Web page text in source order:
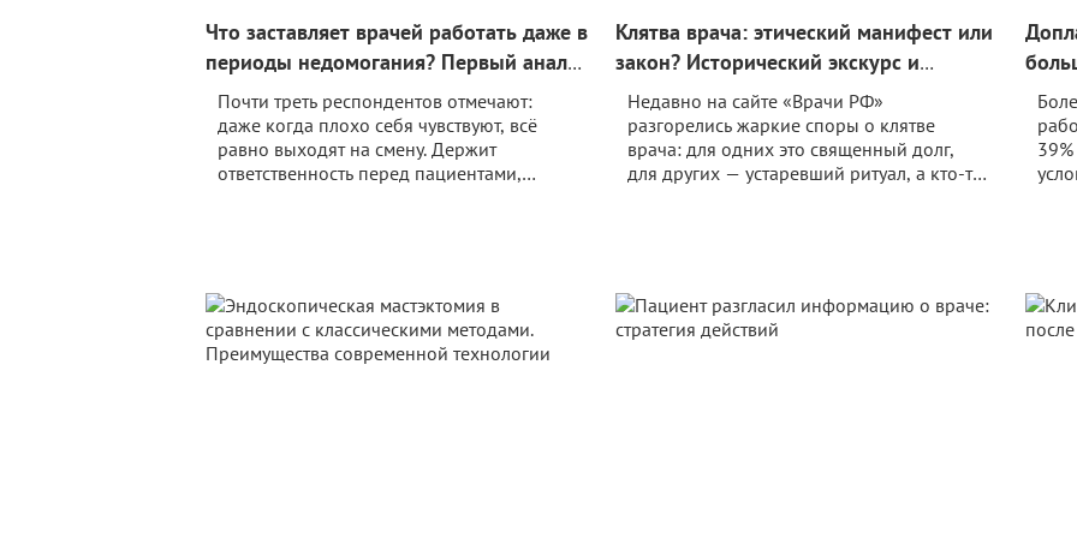
Что заставляет врачей работать даже в
периоды недомогания? Первый анализ
мнений российских докторов
Почти треть респондентов отмечают:
даже когда плохо себя чувствуют, всё
равно выходят на смену. Держит
ответственность перед пациентами,
симптомах растёт с возрастом.
Клятва врача: этический манифест или
закон? Исторический экскурс и
небольшой опрос
Недавно на сайте «Врачи РФ»
разгорелись жаркие споры о клятве
врача: для одних это священный долг,
для других — устаревший ритуал, а кто‑то
правовых нормах. В конце публикации —
небольшой опрос.